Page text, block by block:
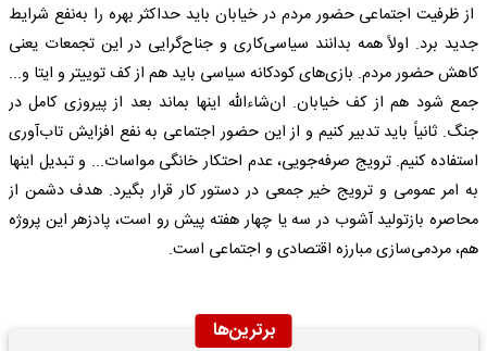
از ظرفیت اجتماعی حضور مردم در خیابان باید حداکثر بهره را به‌نفع شرایط
جدید برد. اولاً همه بدانند سیاسی‌کاری و جناح‌گرایی در این تجمعات یعنی
کاهش حضور مردم. بازی‌های کودکانه سیاسی باید هم از کف توییتر و ایتا و...
جمع شود هم از کف خیابان. ان‌شاءالله اینها بماند بعد از پیروزی کامل در
جنگ. ثانیاً باید تدبیر کنیم و از این حضور اجتماعی به نفع افزایش تاب‌آوری
استفاده کنیم. ترویج صرفه‌جویی، عدم احتکار خانگی مواسات... و تبدیل اینها
به امر عمومی و ترویج خیر جمعی در دستور کار قرار بگیرد. هدف دشمن از
محاصره بازتولید آشوب در سه یا چهار هفته پیش رو است، پادزهر این پروژه
هم، مردمی‌سازی مبارزه اقتصادی و اجتماعی است.
برترین‌ها